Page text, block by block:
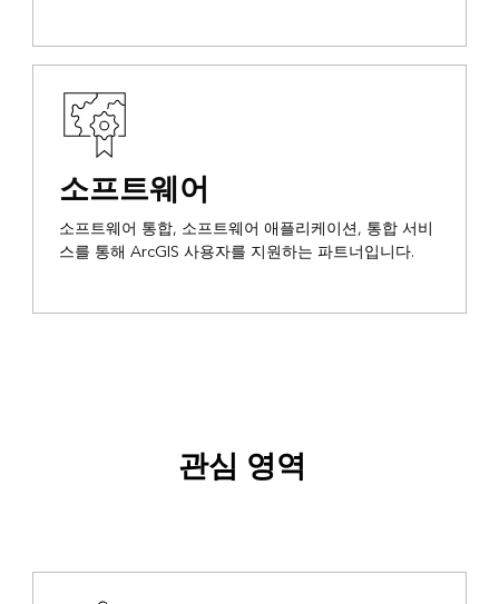
소프트웨어
소프트웨어 통합, 소프트웨어 애플리케이션, 통합 서비
스를 통해 ArcGIS 사용자를 지원하는 파트너입니다.
관심 영역